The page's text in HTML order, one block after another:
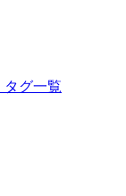
タグ一覧